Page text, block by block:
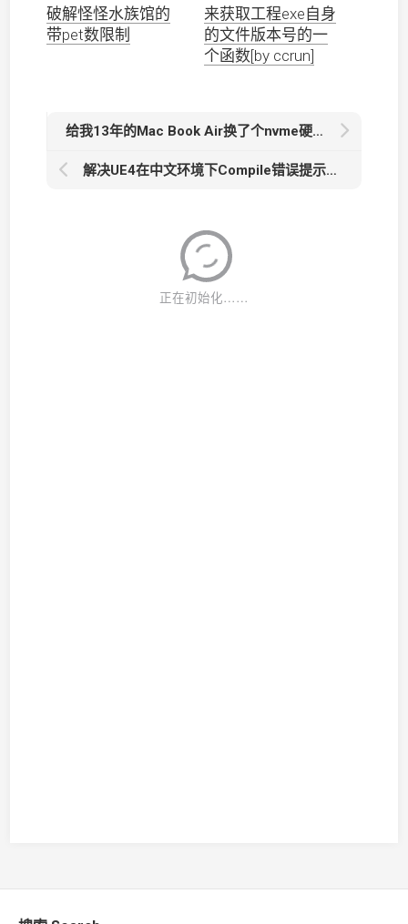
破解怪怪水族馆的
带pet数限制
来获取工程exe自身
的文件版本号的一
个函数[by ccrun]
给我13年的Mac Book Air换了个nvme硬盘
解决UE4在中文环境下Compile错误提示乱码问题